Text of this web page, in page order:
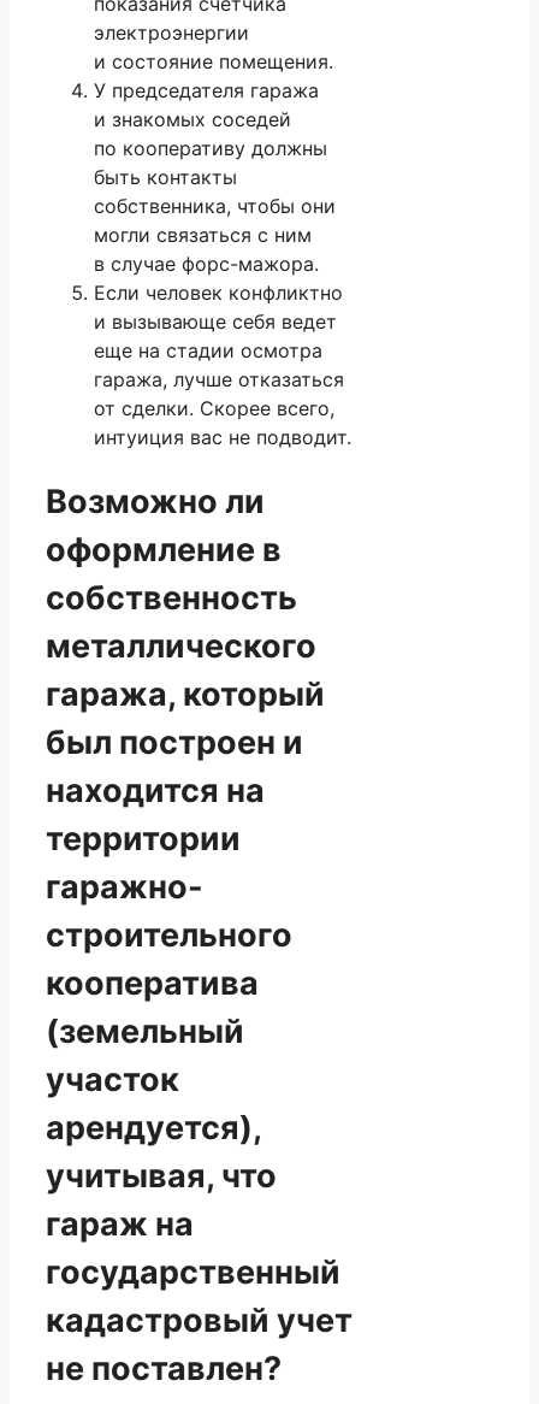
электроэнергии
и состояние помещения.
У председателя гаража
и знакомых соседей
по кооперативу должны
быть контакты
собственника, чтобы они
могли связаться с ним
в случае форс-мажора.
Если человек конфликтно
и вызывающе себя ведет
еще на стадии осмотра
гаража, лучше отказаться
от сделки. Скорее всего,
интуиция вас не подводит.
Возможно ли
оформление в
собственность
металлического
гаража, который
был построен и
находится на
территории
гаражно-
строительного
кооператива
(земельный
участок
арендуется),
учитывая, что
гараж на
государственный
кадастровый учет
не поставлен?